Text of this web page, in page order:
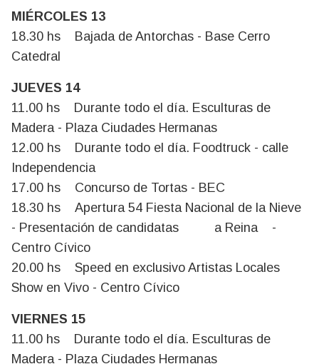
MIÉRCOLES 13
18.30 hs Bajada de Antorchas - Base Cerro
Catedral
JUEVES 14
11.00 hs Durante todo el día. Esculturas de
Madera - Plaza Ciudades Hermanas
12.00 hs Durante todo el día. Foodtruck - calle
Independencia
17.00 hs Concurso de Tortas - BEC
18.30 hs Apertura 54 Fiesta Nacional de la Nieve
- Presentación de candidatas a Reina -
Centro Cívico
20.00 hs Speed en exclusivo Artistas Locales
Show en Vivo - Centro Cívico
VIERNES 15
11.00 hs Durante todo el día. Esculturas de
Madera - Plaza Ciudades Hermanas